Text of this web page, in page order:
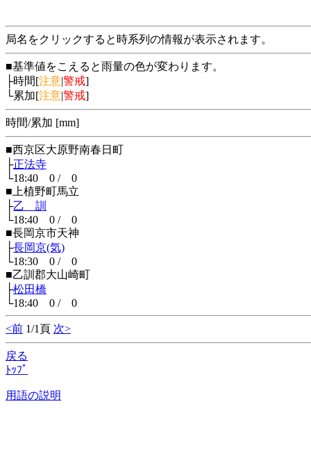
局名をクリックすると時系列の情報が表示されます。
■基準値をこえると雨量の色が変わります。
├時間[注意|警戒]
└累加[注意|警戒]
時間/累加 [mm]
■西京区大原野南春日町
├正法寺
└18:40 0 / 0
■上植野町馬立
├乙 訓
└18:40 0 / 0
■長岡京市天神
├長岡京(気)
└18:30 0 / 0
■乙訓郡大山崎町
├松田橋
└18:40 0 / 0
<前 1/1頁 次>
戻る
ﾄｯﾌﾟ
用語の説明